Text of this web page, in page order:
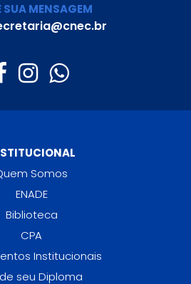
SUA MENSAGEM
Somos
ENADE
Biblioteca
CPA
Institucionais
seu Diploma